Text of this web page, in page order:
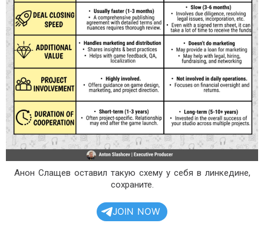
Анон Слащев оставил такую схему у себя в линкедине,
сохраните.
JOIN NOW